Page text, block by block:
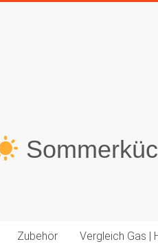
Zubehör Vergleich Gas |